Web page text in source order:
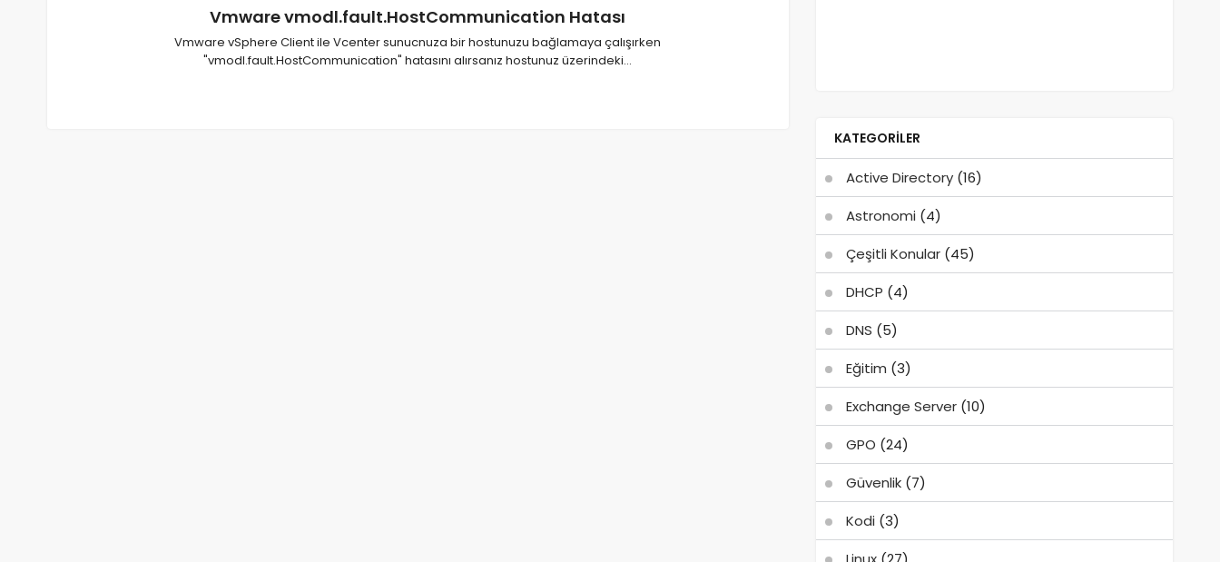
Vmware vmodl.fault.HostCommunication Hatası
Vmware vSphere Client ile Vcenter sunucnuza bir hostunuzu bağlamaya çalışırken
"vmodl.fault.HostCommunication" hatasını alırsanız hostunuz üzerindeki…
KATEGORILER
Active Directory(16)
Astronomi (4)
Çeşitli Konular(45)
DHCP (4)
DNS (5)
Eğitim (3)
Exchange Server(10)
GPO (24)
Güvenlik(7)
Kodi (3)